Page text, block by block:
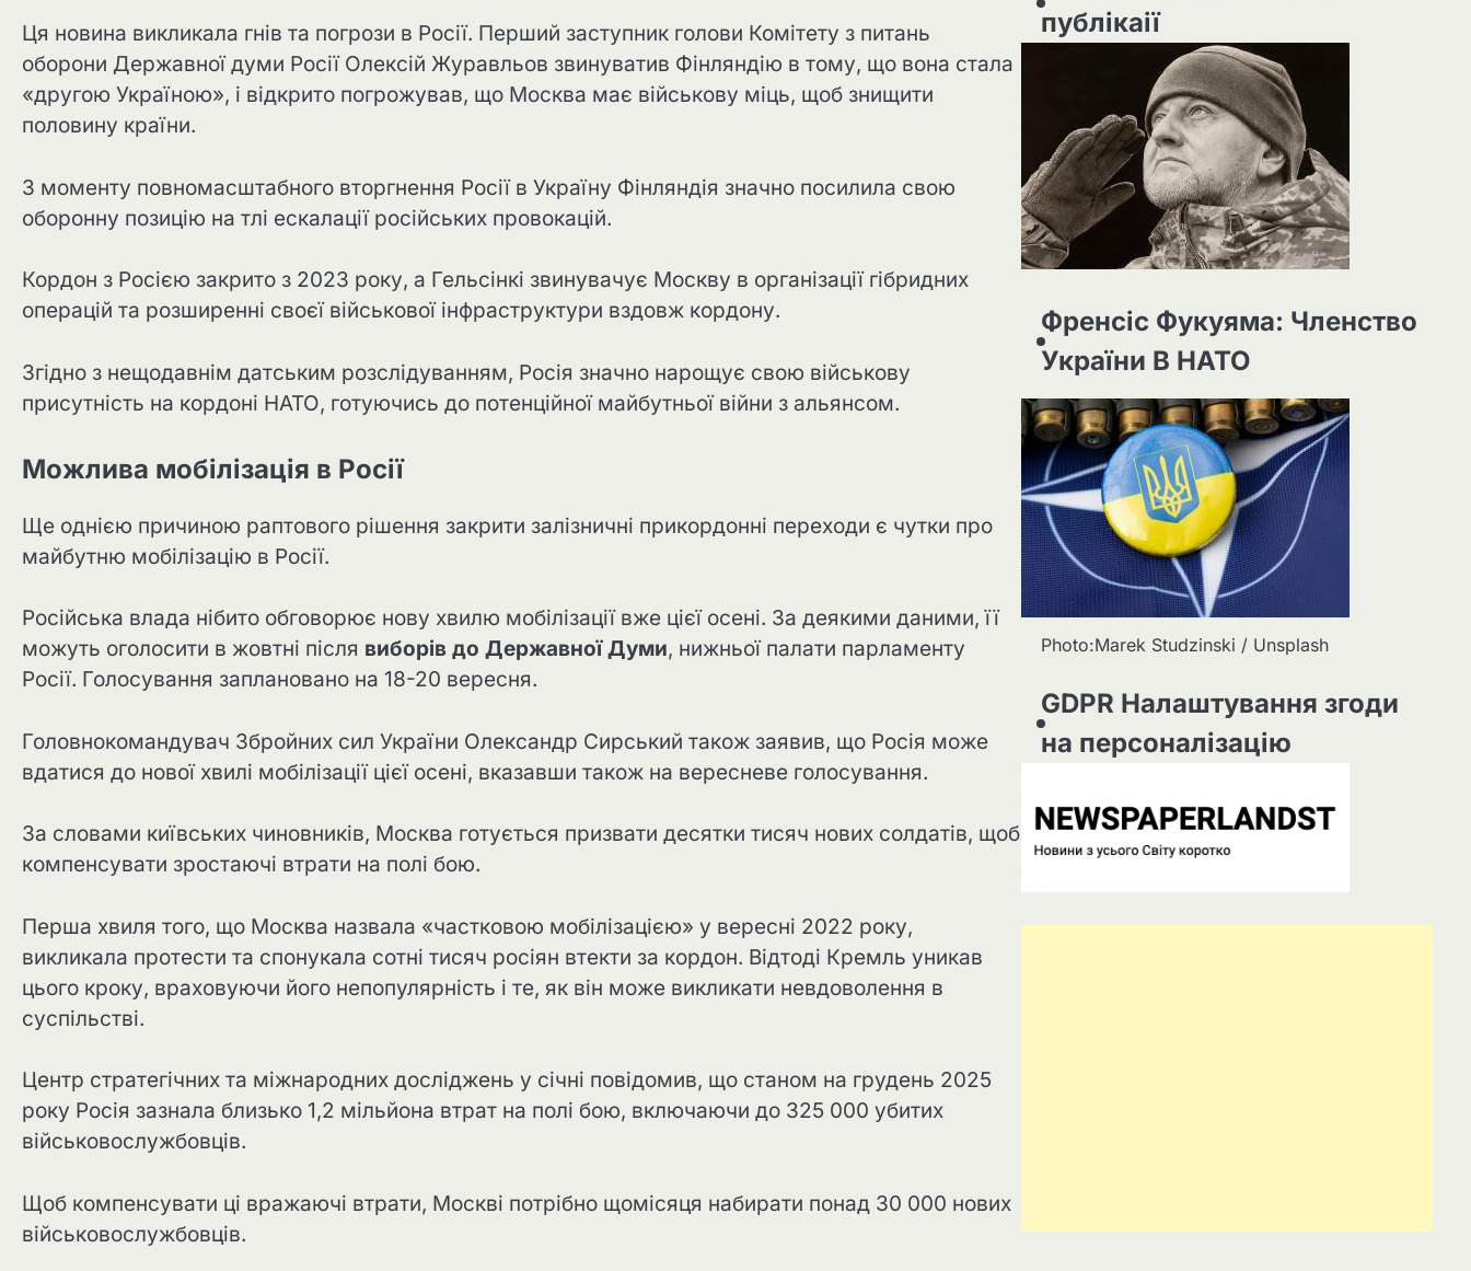
Ця новина викликала гнів та погрози в Росії. Перший заступник голови Комітету з питань
оборони Державної думи Росії Олексій Журавльов звинуватив Фінляндію в тому, що вона стала
«другою Україною», і відкрито погрожував, що Москва має військову міць, щоб знищити
половину країни.
З моменту повномасштабного вторгнення Росії в Україну Фінляндія значно посилила свою
оборонну позицію на тлі ескалації російських провокацій.
Кордон з Росією закрито з 2023 року, а Гельсінкі звинувачує Москву в організації гібридних
операцій та розширенні своєї військової інфраструктури вздовж кордону.
Згідно з нещодавнім датським розслідуванням, Росія значно нарощує свою військову
присутність на кордоні НАТО, готуючись до потенційної майбутньої війни з альянсом.
Можлива мобілізація в Росії
Ще однією причиною раптового рішення закрити залізничні прикордонні переходи є чутки про
майбутню мобілізацію в Росії.
Російська влада нібито обговорює нову хвилю мобілізації вже цієї осені. За деякими даними, її
можуть оголосити в жовтні після виборів до Державної Думи, нижньої палати парламенту
Росії. Голосування заплановано на 18-20 вересня.
Головнокомандувач Збройних сил України Олександр Сирський також заявив, що Росія може
вдатися до нової хвилі мобілізації цієї осені, вказавши також на вересневе голосування.
За словами київських чиновників, Москва готується призвати десятки тисяч нових солдатів, щоб
компенсувати зростаючі втрати на полі бою.
Перша хвиля того, що Москва назвала «частковою мобілізацією» у вересні 2022 року,
викликала протести та спонукала сотні тисяч росіян втекти за кордон. Відтоді Кремль уникав
цього кроку, враховуючи його непопулярність і те, як він може викликати невдоволення в
суспільстві.
Центр стратегічних та міжнародних досліджень у січні повідомив, що станом на грудень 2025
року Росія зазнала близько 1,2 мільйона втрат на полі бою, включаючи до 325 000 убитих
військовослужбовців.
Щоб компенсувати ці вражаючі втрати, Москві потрібно щомісяця набирати понад 30 000 нових
військовослужбовців.
публікаії
Френсіс Фукуяма: Членство
України В НАТО
Photo:Marek Studzinski / Unsplash
GDPR Налаштування згоди
на персоналізацію